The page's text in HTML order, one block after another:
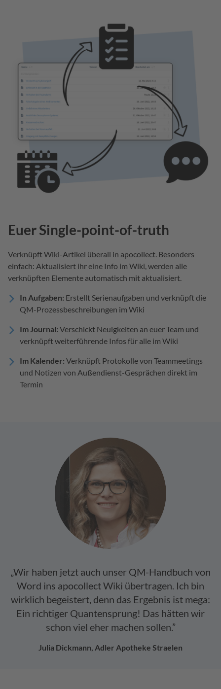
Euer Single-point-of-truth
Verknüpft Wiki-Artikel überall in apocollect. Besonders
einfach: Aktualisiert ihr eine Info im Wiki, werden alle
verknüpften Elemente automatisch mit aktualisiert.
In Aufgaben: Erstellt Serienaufgaben und verknüpft die
QM-Prozessbeschreibungen im Wiki
Im Journal: Verschickt Neuigkeiten an euer Team und
verknüpft weiterführende Infos für alle im Wiki
Im Kalender: Verknüpft Protokolle von Teammeetings
und Notizen von Außendienst-Gesprächen direkt im
Termin
„Wir haben jetzt auch unser QM-Handbuch von
Word ins apocollect Wiki übertragen. Ich bin
wirklich begeistert, denn das Ergebnis ist mega:
Ein richtiger Quantensprung! Das hätten wir
schon viel eher machen sollen.”
Julia Dickmann, Adler Apotheke Straelen